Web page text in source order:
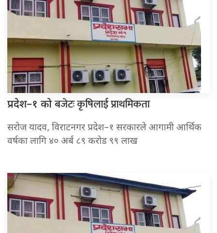
प्रदेश–१ काेबजेटः कृषिलाई प्राथमिकता
सरोज यादव, विराटनगर प्रदेश–१ सरकारले आगामी आर्थिक
वर्षका लागि ४० अर्ब ८९ करोड ९९ लाख